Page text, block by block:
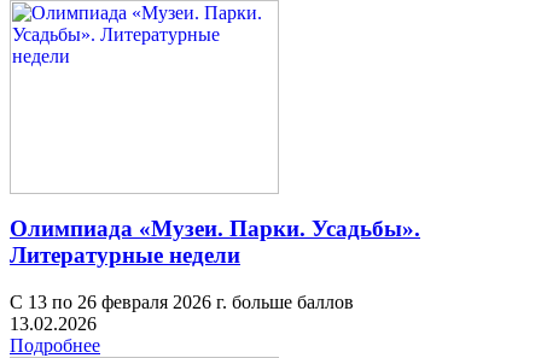
Олимпиада «Музеи. Парки. Усадьбы».
Литературные недели
С 13 по 26 февраля 2026 г. больше баллов
13.02.2026
Подробнее